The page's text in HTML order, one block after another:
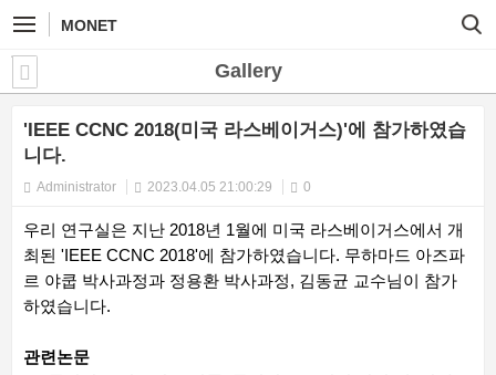
MONET
Gallery
'IEEE CCNC 2018(미국 라스베이거스)'에 참가하였습
니다.
Administrator 2023.04.05 21:00:29 0
우리 연구실은 지난 2018년 1월에 미국 라스베이거스에서 개
최된 'IEEE CCNC 2018'에 참가하였습니다. 무하마드 아즈파
르 야쿱 박사과정과 정용환 박사과정, 김동균 교수님이 참가
하였습니다.
관련논문